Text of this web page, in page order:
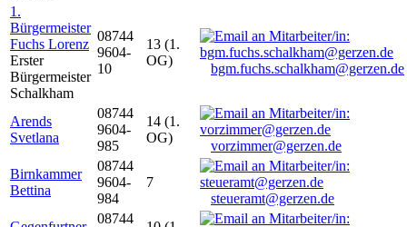
1.
Bürgermeister
Fuchs Lorenz
Erster
Bürgermeister
Schalkham
08744
9604-
10
13 (1.
OG)
bgm.fuchs.schalkham@gerzen.de
Arends
Svetlana
08744
9604-
985
14 (1.
OG)
vorzimmer@gerzen.de
Birnkammer
Bettina
08744
9604-
984
7
steueramt@gerzen.de
08744